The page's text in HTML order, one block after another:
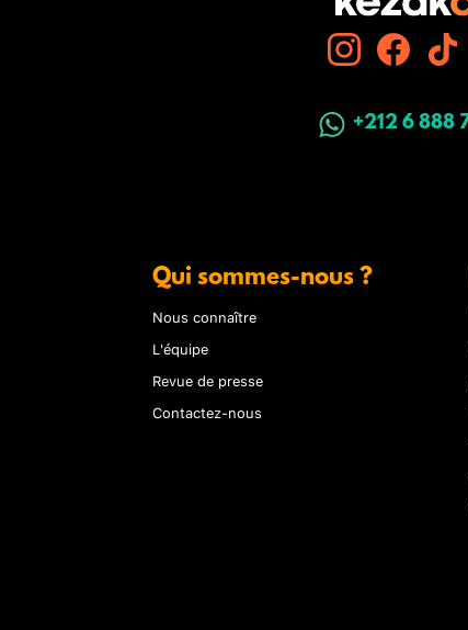
+212 6 888
Qui sommes-nous ?
Nous connaître
L'équipe
Revue de presse
Contactez-nous